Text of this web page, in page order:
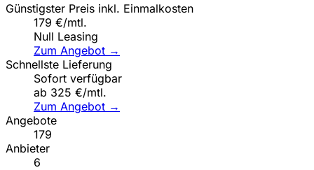
Günstigster Preis inkl. Einmalkosten
179 €/mtl.
Null Leasing
Zum Angebot →
Schnellste Lieferung
Sofort verfügbar
ab 325 €/mtl.
Zum Angebot →
Angebote
179
Anbieter
6